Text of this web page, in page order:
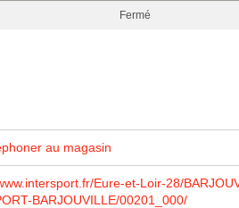
Fermé
au magasin
Eure-et-Loir-28/
BARJOUVILLE/00201_000/